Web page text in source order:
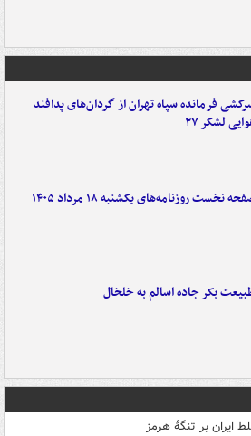
فرمانده سپاه تهران از گردان‌های پدافند
لشکر ۲۷
نخست روزنامه‌های یکشنبه ۱۸ مرداد ۱۴۰۵
بکر جاده اسالم به خلخال
ایران بر تنگۀ هرمز